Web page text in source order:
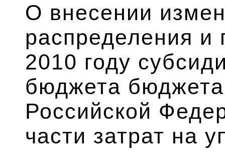
О внесении
распределения и
2010 году
бюджета
Российской
части затрат на